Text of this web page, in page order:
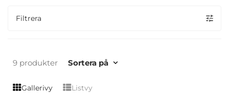
Filtrera
9 produkter Sortera på
Gallerivy Listvy